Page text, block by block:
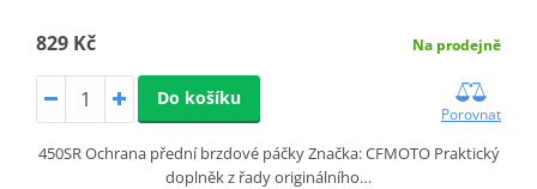
829 Kč Na prodejně
Do košíku
Porovnat
450SR Ochrana přední brzdové páčky Značka: CFMOTO Praktický
doplněk z řady originálního…